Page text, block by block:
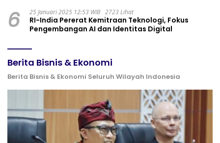
6 25 Januari 2025 12:53 WIB 2723 Lihat
RI-India Pererat Kemitraan Teknologi, Fokus
Pengembangan AI dan Identitas Digital
Berita Bisnis & Ekonomi
Berita Bisnis & Ekonomi Seluruh Wilayah Indonesia